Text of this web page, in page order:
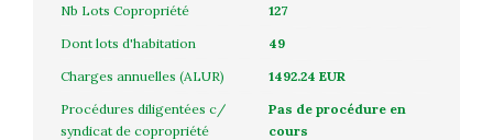
Nb Lots Copropriété
127
Dont lots d'habitation
49
Charges annuelles (ALUR)
1492.24 EUR
Procédures diligentées c/
syndicat de copropriété
Pas de procédure en
cours